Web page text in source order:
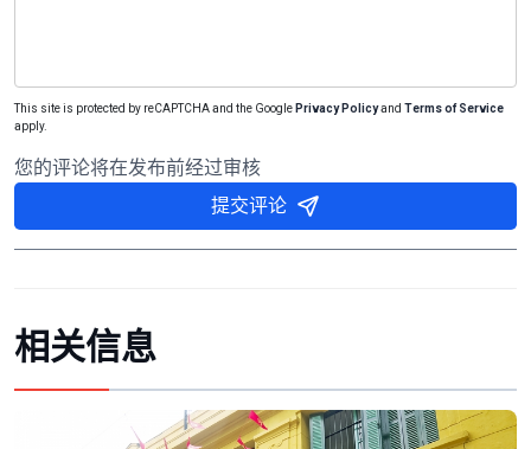
This site is protected by reCAPTCHA and the Google Privacy Policyand Terms of Service
apply.
您的评论将在发布前经过审核
提交评论
相关信息